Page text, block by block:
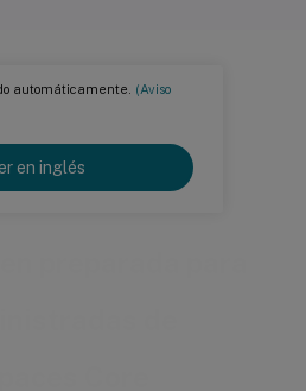
automáticamente. (Aviso
en inglés